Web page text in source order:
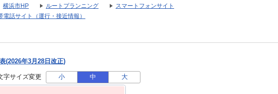
横浜市HP ルートプランニング
スマートフォンサイト
電話サイト（運行・接近情報）
(2026年3月28日改正)
字サイズ変更 小 中 大